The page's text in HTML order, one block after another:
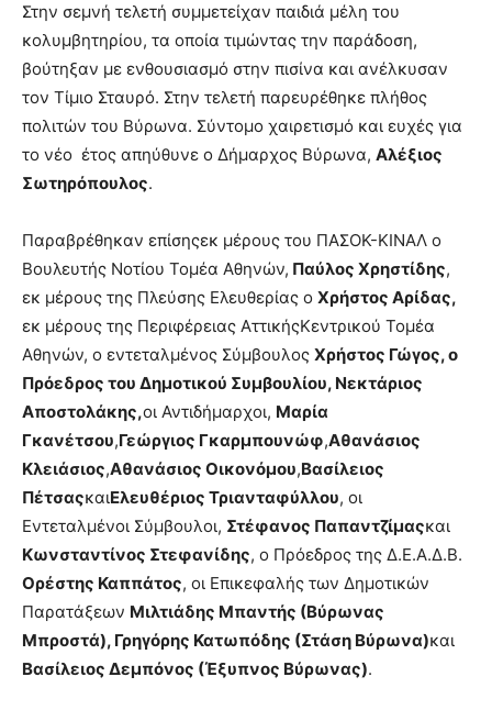
teaches
you
the
meaning
of
pain.
pornhun
hd
Στην σεμνή τελετή συμμετείχαν παιδιά μέλη του
κολυμβητηρίου, τα οποία τιμώντας την παράδοση,
βούτηξαν με ενθουσιασμό στην πισίνα και ανέλκυσαν
τον Τίμιο Σταυρό. Στην τελετή παρευρέθηκε πλήθος
πολιτών του Βύρωνα. Σύντομο χαιρετισμό και ευχές για
το νέο έτος απηύθυνε ο Δήμαρχος Βύρωνα, Αλέξιος
Σωτηρόπουλος.
Παραβρέθηκαν επίσηςεκ μέρους του ΠΑΣΟΚ-ΚΙΝΑΛ ο
Βουλευτής Νοτίου Τομέα Αθηνών, Παύλος Χρηστίδης,
εκ μέρους της Πλεύσης Ελευθερίας ο Χρήστος Αρίδας,
εκ μέρους της Περιφέρειας ΑττικήςΚεντρικού Τομέα
Αθηνών, ο εντεταλμένος Σύμβουλος Χρήστος Γώγος, ο
Πρόεδρος του Δημοτικού Συμβουλίου, Νεκτάριος
Αποστολάκης,οι Αντιδήμαρχοι, Μαρία
Γκανέτσου,Γεώργιος Γκαρμπουνώφ,Αθανάσιος
Κλειάσιος,Αθανάσιος Οικονόμου,Βασίλειος
ΠέτσαςκαιΕλευθέριος Τριανταφύλλου, οι
Εντεταλμένοι Σύμβουλοι, Στέφανος Παπαντζίμαςκαι
Κωνσταντίνος Στεφανίδης, ο Πρόεδρος της Δ.Ε.Α.Δ.Β.
Ορέστης Καππάτος, οι Επικεφαλής των Δημοτικών
Παρατάξεων Μιλτιάδης Μπαντής (Βύρωνας
Μπροστά), Γρηγόρης Κατωπόδης (Στάση Βύρωνα)και
Βασίλειος Δεμπόνος (Έξυπνος Βύρωνας).